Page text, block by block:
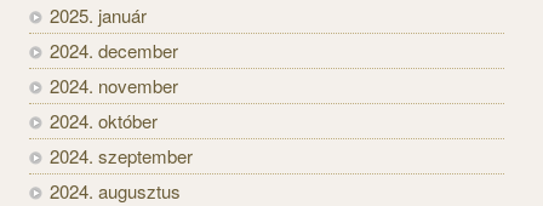
2025. január
2024. december
2024. november
2024. október
2024. szeptember
2024. augusztus